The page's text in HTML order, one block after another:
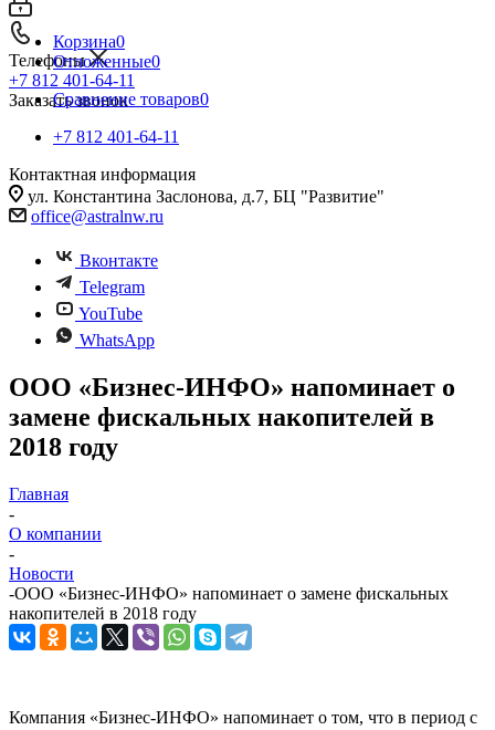
Телефоны
+7 812 401-64-11
Заказать звонок
Корзина0
Отложенные0
Сравнение товаров0
+7 812 401-64-11
Контактная информация
ул. Константина Заслонова, д.7, БЦ "Развитие"
office@astralnw.ru
Вконтакте
Telegram
YouTube
WhatsApp
ООО «Бизнес-ИНФО» напоминает о
замене фискальных накопителей в
2018 году
Главная
-
О компании
-
Новости
-ООО «Бизнес-ИНФО» напоминает о замене фискальных
накопителей в 2018 году
Компания «Бизнес-ИНФО» напоминает о том, что в период с